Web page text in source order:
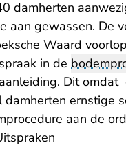
damherten
aan gewassen. De
Waard
in de
Dit omdat
damherten ernstige
aan de